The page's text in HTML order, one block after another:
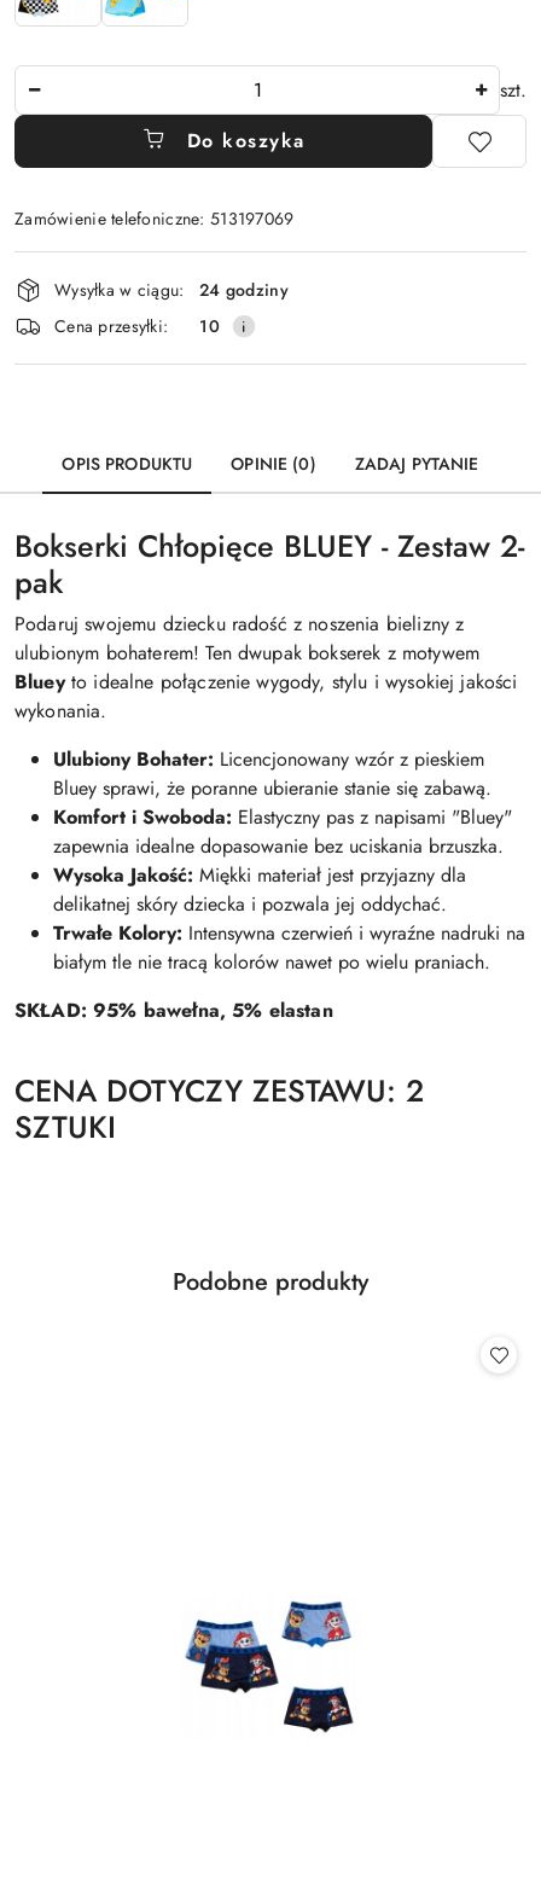
szt.
Do koszyka
Zamówienie telefoniczne: 513197069
Dostępność
i
dostawa
Wysyłka w ciągu:
24 godziny
Cena przesyłki:
10
OPIS PRODUKTU OPINIE (0) ZADAJ PYTANIE
Bokserki Chłopięce BLUEY - Zestaw 2-
pak
Podaruj swojemu dziecku radość z noszenia bielizny z
ulubionym bohaterem! Ten dwupak bokserek z motywem
Blueyto idealne połączenie wygody, stylu i wysokiej jakości
wykonania.
Ulubiony Bohater: Licencjonowany wzór z pieskiem
Bluey sprawi, że poranne ubieranie stanie się zabawą.
Komfort i Swoboda: Elastyczny pas z napisami "Bluey"
zapewnia idealne dopasowanie bez uciskania brzuszka.
Wysoka Jakość: Miękki materiał jest przyjazny dla
delikatnej skóry dziecka i pozwala jej oddychać.
Trwałe Kolory: Intensywna czerwień i wyraźne nadruki na
białym tle nie tracą kolorów nawet po wielu praniach.
SKŁAD: 95% bawełna, 5% elastan
CENA DOTYCZY ZESTAWU: 2
SZTUKI
Pomiń karuzelę produktów
Produkty
Podobne produkty